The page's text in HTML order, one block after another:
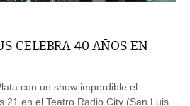
CELEBRA 40 AÑOS EN
con un show imperdible el
21 en el Teatro Radio City (San Luis